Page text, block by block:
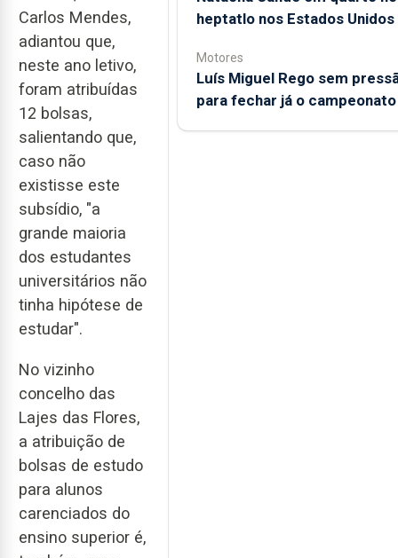
Carlos Mendes,
adiantou que,
neste ano letivo,
foram atribuídas
12 bolsas,
salientando que,
caso não
existisse este
subsídio, "a
grande maioria
dos estudantes
universitários não
tinha hipótese de
estudar".
No vizinho
concelho das
Lajes das Flores,
a atribuição de
bolsas de estudo
para alunos
carenciados do
ensino superior é,
heptatlo nos Estados Unidos
Motores
Luís Miguel Rego sem
para fechar já o campeonato